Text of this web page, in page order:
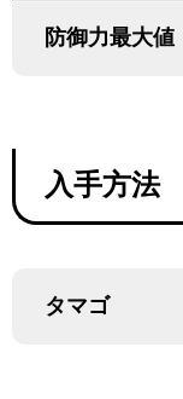
防御力最大値
入手方法
タマゴ